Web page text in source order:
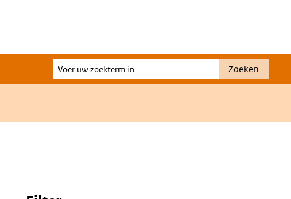
Voer
uw
Zoeken